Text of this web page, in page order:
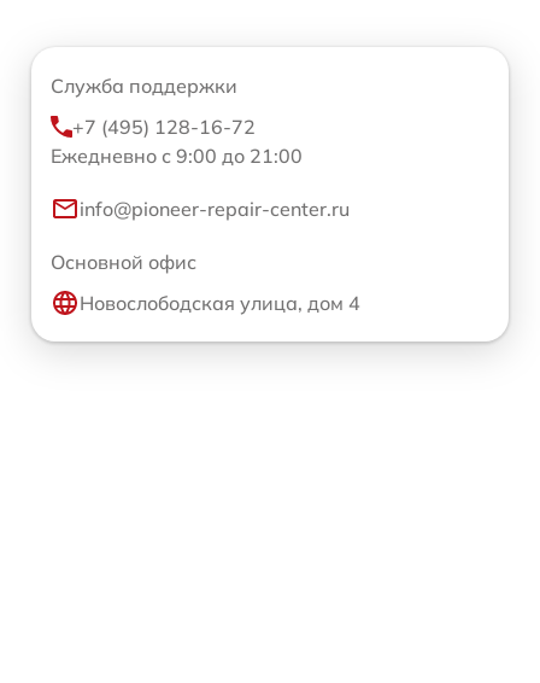
Служба поддержки
+7 (495) 128-16-72
Ежедневно с 9:00 до 21:00
info@pioneer-repair-center.ru
Основной офис
Новослободская улица, дом 4